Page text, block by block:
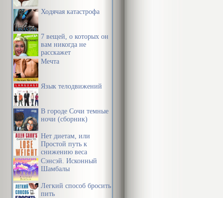
Ходячая катастрофа
7 вещей, о которых он
вам никогда не
расскажет
Мечта
Язык телодвижений
В городе Сочи темные
ночи (сборник)
Нет диетам, или
Простой путь к
снижению веса
Сэнсэй. Исконный
Шамбалы
Легкий способ бросить
пить